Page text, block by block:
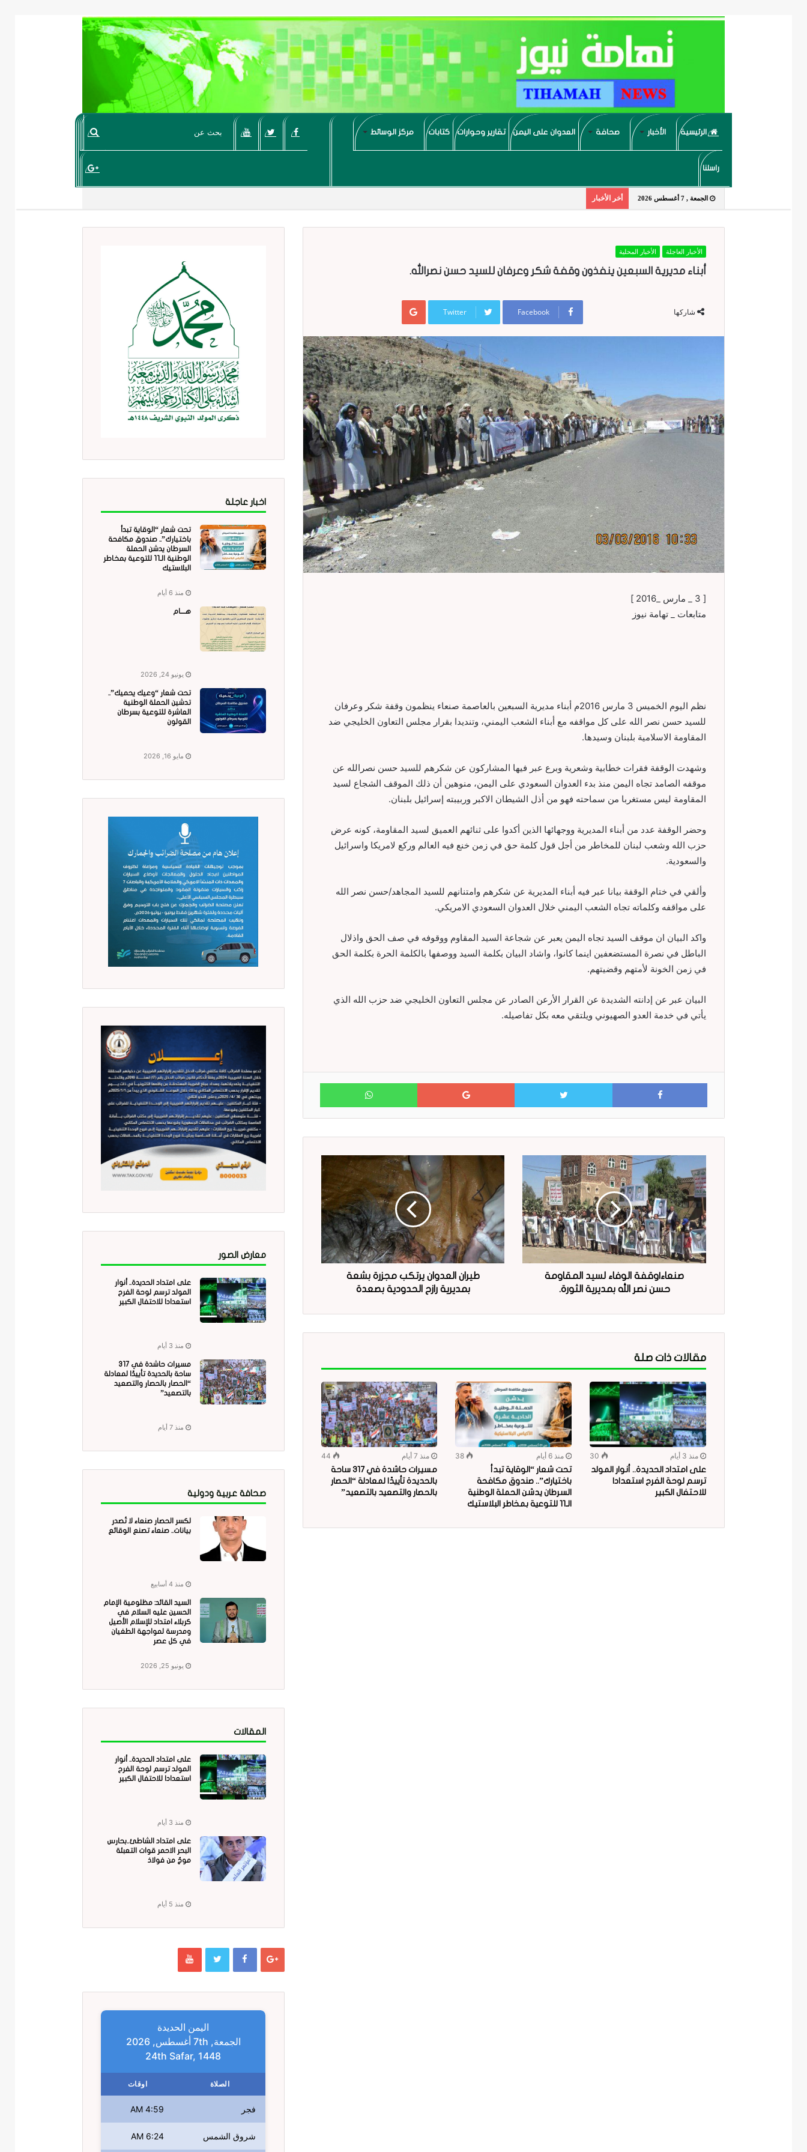
الرئيسية الأخبار صحافة العدوان على اليمن تقارير وحوارات كتابات مركز الوسائط
راسلنا
الجمعة , 7 أغسطس 2026 أخر الأخبار
الأخبار العاجلة الأخبار المحلية
أبناء مديرية السبعين ينفذون وقفة شكر وعرفان للسيد حسن نصرالله.
شاركها Facebook
Twitter
Google+
[ 3 _ مارس _2016 ]
متابعات _ تهامة نيوز
نظم اليوم الخميس 3 مارس 2016م أبناء مديرية السبعين بالعاصمة صنعاء ينظمون وقفة شكر وعرفان
للسيد حسن نصر الله على كل مواقفه مع أبناء الشعب اليمني، وتنديدا بقرار مجلس التعاون الخليجي ضد
المقاومة الاسلامية بلبنان وسيدها.
وشهدت الوقفة فقرات خطابية وشعرية وبرع عبر فيها المشاركون عن شكرهم للسيد حسن نصرالله عن
موقفه الصامد تجاه اليمن منذ بدء العدوان السعودي على اليمن، منوهين أن ذلك الموقف الشجاع لسيد
المقاومة ليس مستغربا من سماحته فهو من أذل الشيطان الاكبر وربيبته إسرائيل بلبنان.
وحضر الوقفة عدد من أبناء المديرية ووجهائها الذين أكدوا على ثنائهم العميق لسيد المقاومة، كونه عرض
حزب الله وشعب لبنان للمخاطر من أجل قول كلمة حق في زمن خنع فيه العالم وركع لامريكا واسرائيل
والسعودية.
وألقي في ختام الوقفة بيانا عبر فيه أبناء المديرية عن شكرهم وامتنانهم للسيد المجاهد/حسن نصر الله
على مواقفه وكلماته تجاه الشعب اليمني خلال العدوان السعودي الامريكي.
واكد البيان ان موقف السيد تجاه اليمن يعبر عن شجاعة السيد المقاوم ووقوفه في صف الحق واذلال
الباطل في نصرة المستضعفين اينما كانوا، واشاد البيان بكلمة السيد ووصفها بالكلمة الحرة بكلمة الحق
في زمن الخونة لأمتهم وقضيتهم.
البيان عبر عن إدانته الشديدة عن القرار الأرعن الصادر عن مجلس التعاون الخليجي ضد حزب الله الذي
يأتي في خدمة العدو الصهيوني ويلتقي معه بكل تفاصيله.
Facebook
Twitter
Google+
WhatsApp
صنعاء|وقفة الوفاء لسيد المقاومة
حسن نصر الله بمديرية الثورة.
طيران العدوان يرتكب مجزرة بشعة
بمديرية رازح الحدودية بصعدة
مقالات ذات صلة
منذ 3 أيام
30
على امتداد الحديدة.. أنوار المولد
ترسم لوحة الفرح استعدادا
للاحتفال الكبير
منذ 6 أيام
38
تحت شعار “الوقاية تبدأ
باختيارك”.. صندوق مكافحة
السرطان يدشن الحملة الوطنية
الـ11 للتوعية بمخاطر البلاستيك
منذ 7 أيام
44
مسيرات حاشدة في 317 ساحة
بالحديدة تأييدًا لمعادلة “الحصار
بالحصار والتصعيد بالتصعيد”
اخبار عاجلة
تحت شعار “الوقاية تبدأ
باختيارك”.. صندوق مكافحة
السرطان يدشن الحملة
الوطنية الـ11 للتوعية بمخاطر
البلاستيك
منذ 6 أيام
هــــام
يونيو 24, 2026
تحت شعار “وعيك يحميك”..
تدشين الحملة الوطنية
العاشرة للتوعية بسرطان
القولون
مايو 16, 2026
معارض الصور
على امتداد الحديدة.. أنوار
المولد ترسم لوحة الفرح
استعدادا للاحتفال الكبير
منذ 3 أيام
مسيرات حاشدة في 317
ساحة بالحديدة تأييدًا لمعادلة
“الحصار بالحصار والتصعيد
بالتصعيد”
منذ 7 أيام
صحافة عربية ودولية
لكسر الحصار صنعاء لا تُصدر
بيانات.. صنعاء تصنع الوقائع
منذ 4 أسابيع
السيد القائد: مظلومية الإمام
الحسين عليه السلام في
كربلاء امتداد للإسلام الأصيل
ومدرسة لمواجهة الطغيان
في كل عصر
يونيو 25, 2026
المقالات
على امتداد الحديدة.. أنوار
المولد ترسم لوحة الفرح
استعدادا للاحتفال الكبير
منذ 3 أيام
على امتداد الشاطئ..بحارس
البحر الاحمر قوات التعبئة
موجٌ من فولاذ
منذ 5 أيام
اليمن الحديدة
الجمعة, 7th أغسطس, 2026
24th Safar, 1448
الصلاة اوقات
فجر 4:59 AM
شروق الشمس 6:24 AM